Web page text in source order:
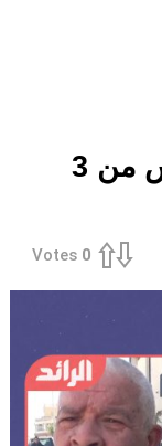
“المصارف ما فيهنش فلوس من 3
0
Votes